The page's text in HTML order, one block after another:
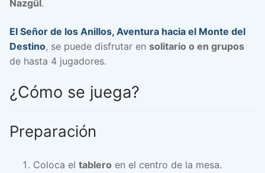
Nazgûl .
El Señor de los Anillos, Aventura hacia el Monte del
Destino, se puede disfrutar en solitario o en grupos
de hasta 4 jugadores.
¿Cómo se juega?
Preparación
Coloca el tablero en el centro de la mesa.